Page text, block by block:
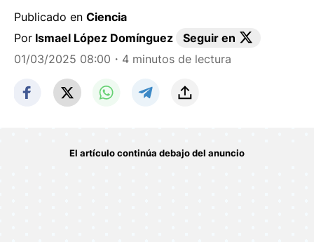
Publicado en Ciencia
Por Ismael López Domínguez
Seguir en
01/03/2025 08:00 ・4 minutos de lectura